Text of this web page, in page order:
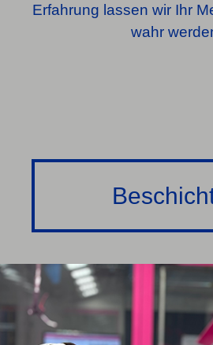
Erfahrung lassen wir Ihr
wahr